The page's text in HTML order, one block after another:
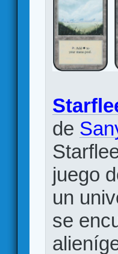
de
juego
un
se